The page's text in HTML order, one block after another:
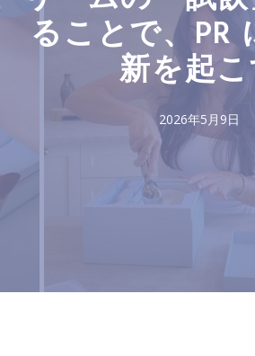
ることで、PR
新を起
2026年5月9日